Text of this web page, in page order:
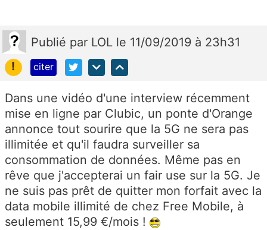
Publié par LOL le 11/09/2019 à 23h31
!
citer
Dans une vidéo d'une interview récemment
mise en ligne par Clubic, un ponte d'Orange
annonce tout sourire que la 5G ne sera pas
illimitée et qu'il faudra surveiller sa
consommation de données. Même pas en
rêve que j'accepterai un fair use sur la 5G. Je
ne suis pas prêt de quitter mon forfait avec la
data mobile illimité de chez Free Mobile, à
seulement 15,99 €/mois !